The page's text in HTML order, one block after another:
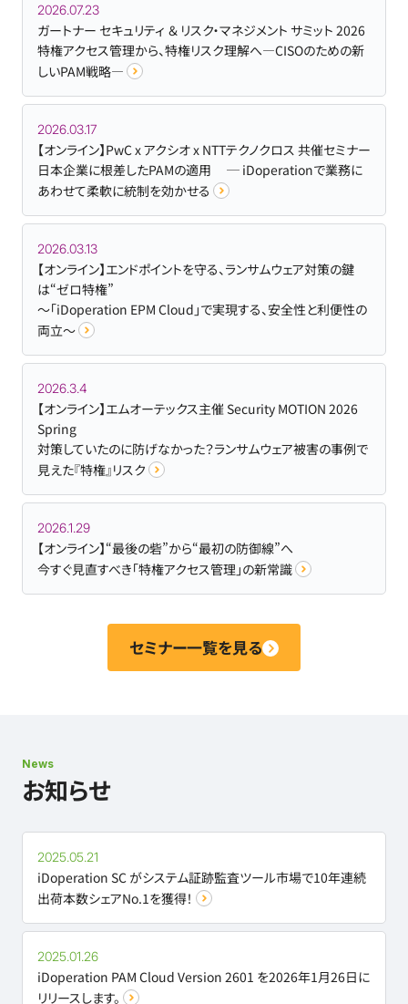
2026.07.23
ガートナー セキュリティ ＆ リスク・マネジメント サミット 2026
特権アクセス管理から、特権リスク理解へ—CISOのための新
しいPAM戦略—
2026.03.17
【オンライン】PwC x アクシオ x NTTテクノクロス 共催セミナー
日本企業に根差したPAMの適用 ─ iDoperationで業務に
あわせて柔軟に統制を効かせる
2026.03.13
【オンライン】エンドポイントを守る、ランサムウェア対策の鍵
は“ゼロ特権”
～「iDoperation EPM Cloud」で実現する、安全性と利便性の
両立～
2026.3.4
【オンライン】エムオーテックス主催 Security MOTION 2026
Spring
対策していたのに防げなかった？ランサムウェア被害の事例で
見えた『特権』リスク
2026.1.29
【オンライン】“最後の砦”から“最初の防御線”へ
今すぐ見直すべき「特権アクセス管理」の新常識
セミナー一覧を見る
News
お知らせ
2025.05.21
iDoperation SC がシステム証跡監査ツール市場で10年連続
出荷本数シェアNo.1を獲得！
2025.01.26
iDoperation PAM Cloud Version 2601 を2026年1月26日に
リリースします。